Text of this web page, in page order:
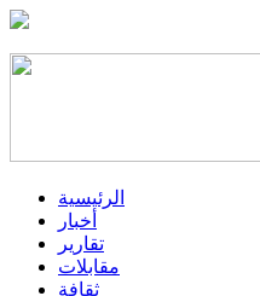
الرئيسية
أخبار
تقارير
مقابلات
ثقافة